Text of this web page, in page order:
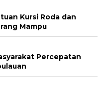
Kursi Roda dan
Mampu
Percepatan